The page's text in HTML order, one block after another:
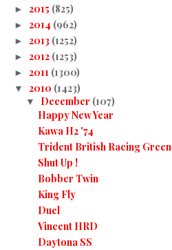
► 2015 (825)
► 2014 (962)
► 2013 (1252)
► 2012 (1253)
► 2011 (1300)
▼ 2010 (1423)
▼ December (107)
Happy New Year
Kawa H2 '74
Trident British Racing Green
Shut Up !
Bobber Twin
King Fly
Duel
Vincent HRD
Daytona SS